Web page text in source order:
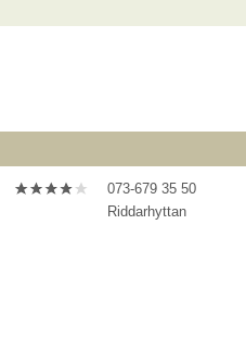
073-679 35 50
Riddarhyttan